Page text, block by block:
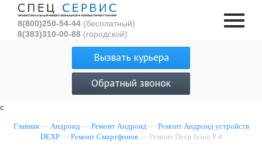
с
8(800)250-54-44 (бесплатный)
8(383)310-00-88 (городской)
Вызвать курьера
Обратный звонок
Главная— Андроид — Ремонт Андроид — Ремонт Андроид устройств
DEXP— Ремонт Смартфонов— Ремонт Dexp Ixion P 4